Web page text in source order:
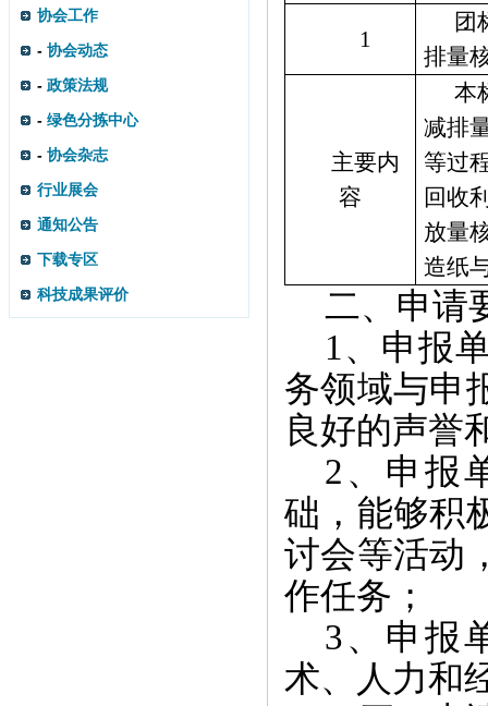
协会工作
- 协会动态
- 政策法规
- 绿色分拣中心
- 协会杂志
行业展会
通知公告
下载专区
科技成果评价
1
团
排量
主要内
容
本
减排
等过
回收
放量
造纸
二、申请
1、申报
务领域与申
良好的声誉
2、申报
础，能够积
讨会等活动
作任务；
3、申报
术、人力和